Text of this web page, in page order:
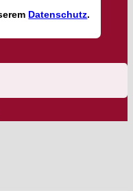
Datenschutz.